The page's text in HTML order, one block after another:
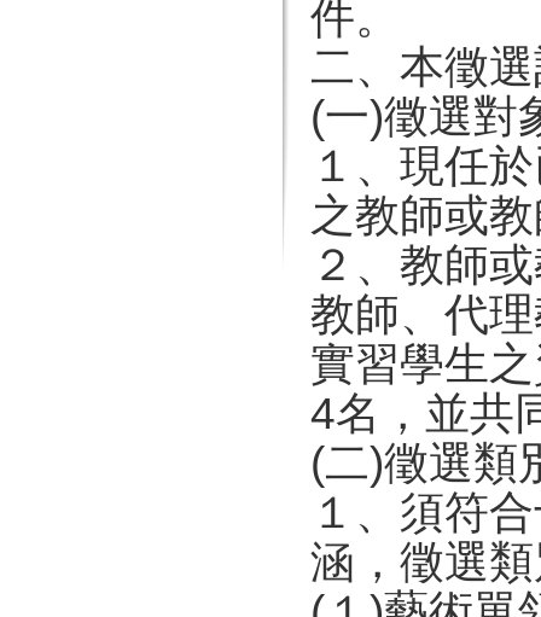
件。
二、本徵
(一)徵選對
１、現任
之教師或
２、教師
教師、代
實習學生
4名，並共
(二)徵選類
１、須符
涵，徵選